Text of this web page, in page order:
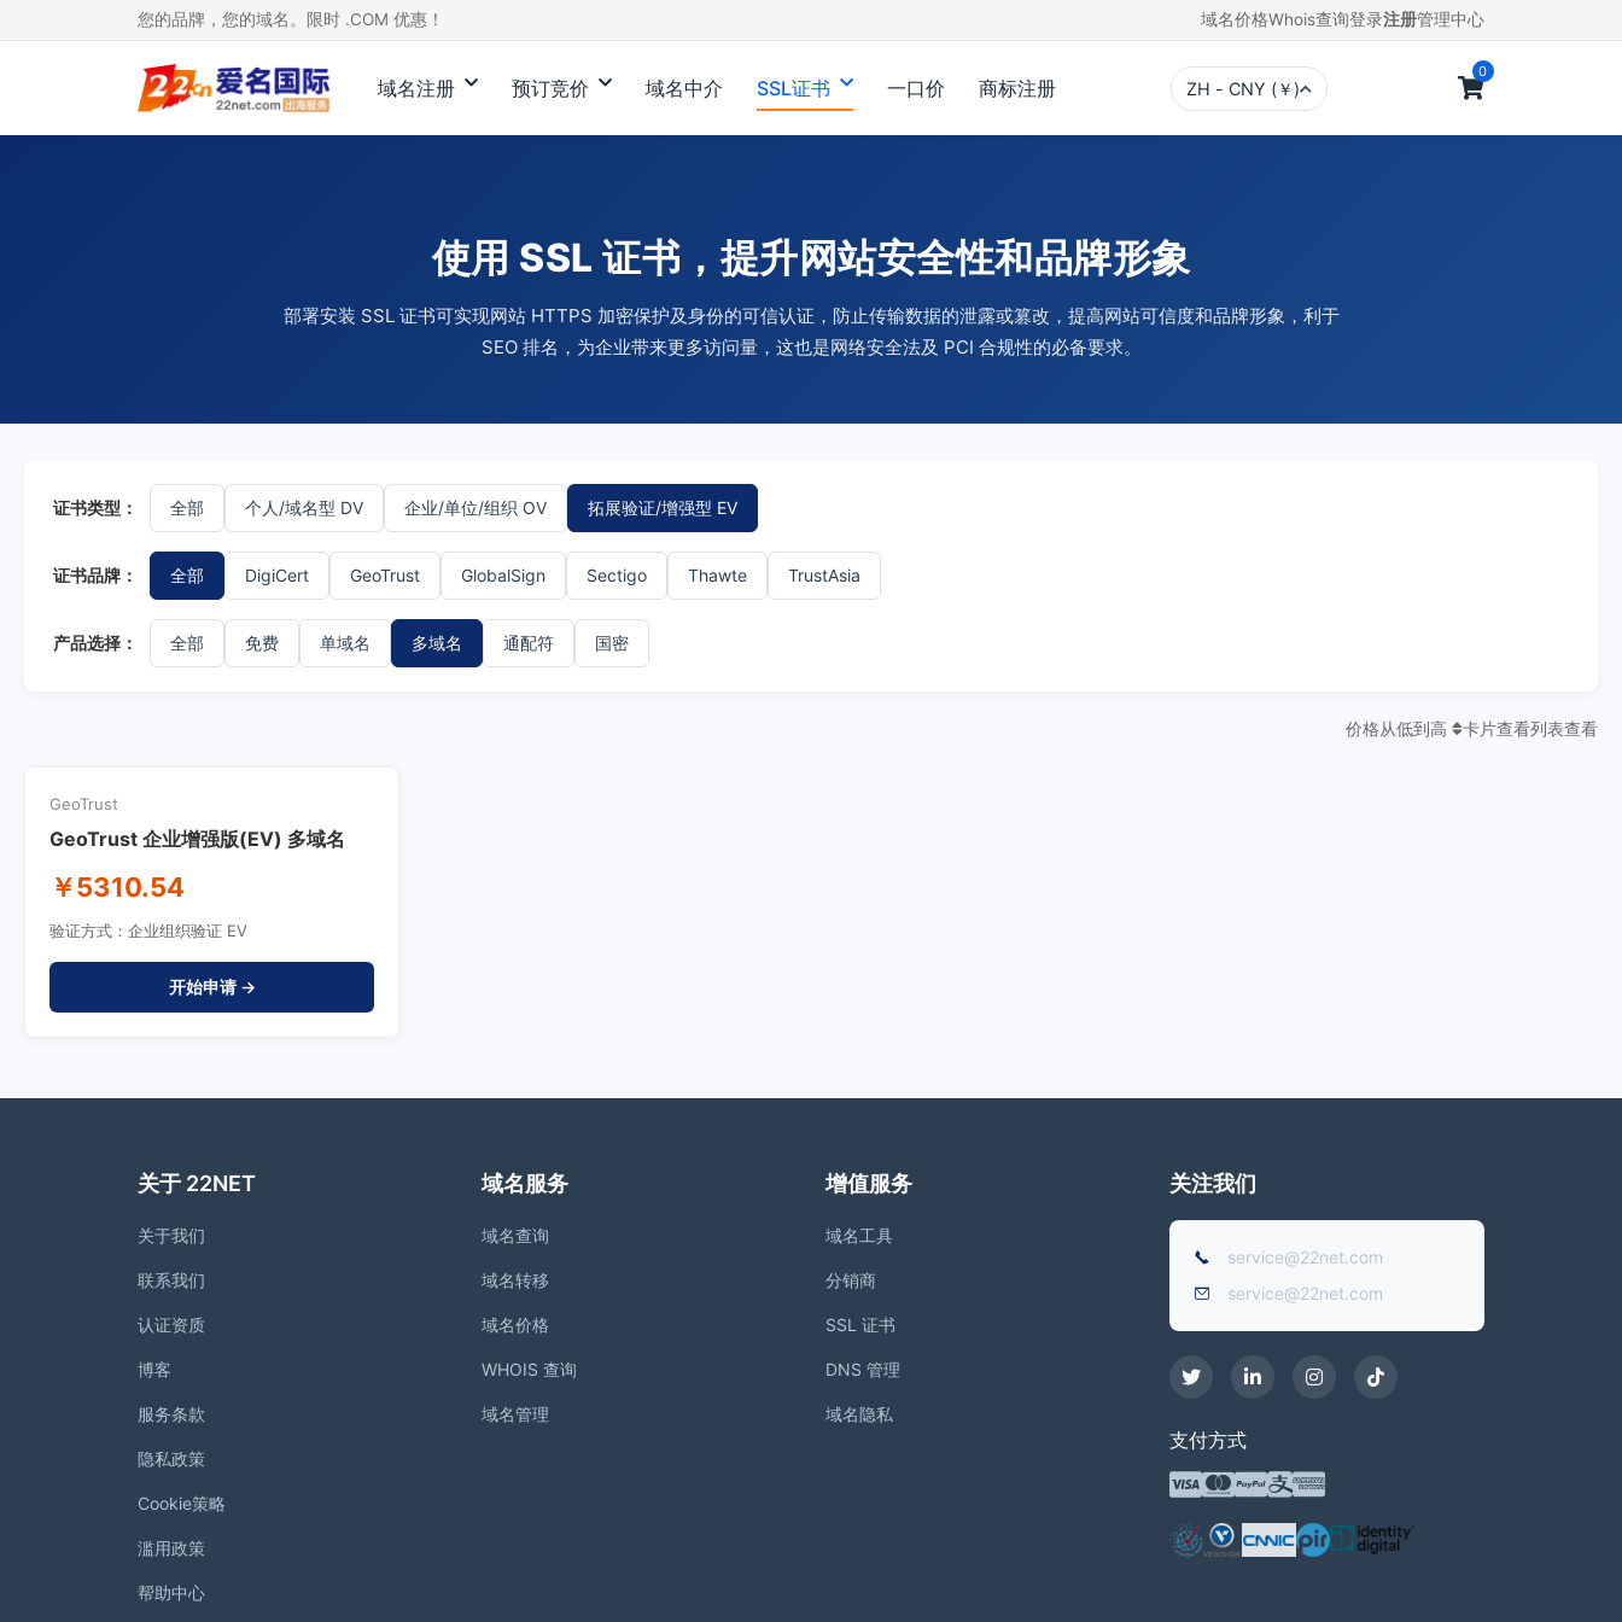
您的品牌，您的域名。限时 .COM 优惠！ 域名价格Whois查询登录注册管理中心
域名注册 预订竞价 域名中介 SSL证书 一口价 商标注册 ZH - CNY (￥)
0
使用 SSL 证书，提升网站安全性和品牌形象
部署安装 SSL 证书可实现网站 HTTPS 加密保护及身份的可信认证，防止传输数据的泄露或篡改，提高网站可信度和品牌形象，利于
SEO 排名，为企业带来更多访问量，这也是网络安全法及 PCI 合规性的必备要求。
证书类型： 全部 个人/域名型 DV 企业/单位/组织 OV 拓展验证/增强型 EV
证书品牌： 全部 DigiCert GeoTrust GlobalSign Sectigo Thawte TrustAsia
产品选择： 全部 免费 单域名 多域名 通配符 国密
价格从低到高 卡片查看列表查看
GeoTrust
GeoTrust 企业增强版(EV) 多域名
￥5310.54
验证方式：企业组织验证 EV
开始申请 →
关于 22NET
关于我们
联系我们
认证资质
博客
服务条款
隐私政策
Cookie策略
滥用政策
帮助中心
域名服务
域名查询
域名转移
域名价格
WHOIS 查询
域名管理
增值服务
域名工具
分销商
SSL 证书
DNS 管理
域名隐私
关注我们
service@22net.com
service@22net.com
支付方式